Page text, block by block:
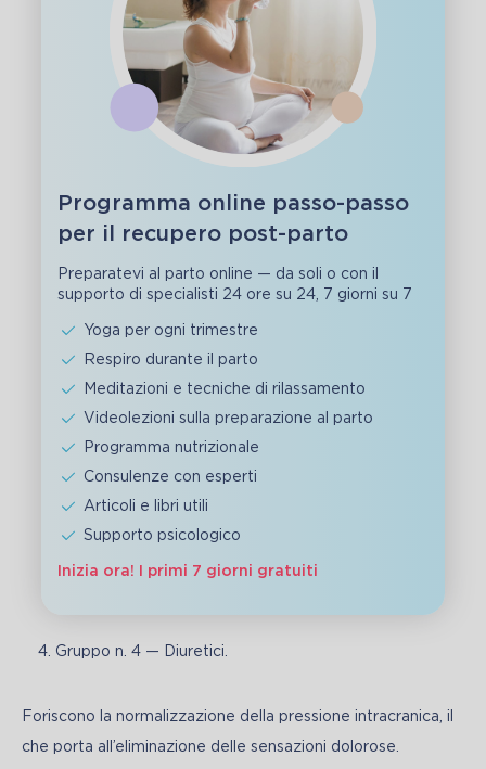
Programma online passo-passo
per il recupero post-parto
Preparatevi al parto online — da soli o con il
supporto di specialisti 24 ore su 24, 7 giorni su 7
Yoga per ogni trimestre
Respiro durante il parto
Meditazioni e tecniche di rilassamento
Videolezioni sulla preparazione al parto
Programma nutrizionale
Consulenze con esperti
Articoli e libri utili
Supporto psicologico
Inizia ora! I primi 7 giorni gratuiti
Gruppo n. 4 — Diuretici.
Foriscono la normalizzazione della pressione intracranica, il
che porta all’eliminazione delle sensazioni dolorose.